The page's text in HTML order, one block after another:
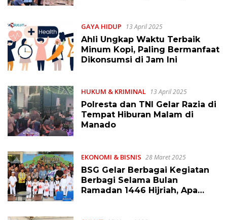
GAYA HIDUP 13 April 2025
Ahli Ungkap Waktu Terbaik
Minum Kopi, Paling Bermanfaat
Dikonsumsi di Jam Ini
HUKUM & KRIMINAL 13 April 2025
Polresta dan TNI Gelar Razia di
Tempat Hiburan Malam di
Manado
EKONOMI & BISNIS 28 Maret 2025
BSG Gelar Berbagai Kegiatan
Berbagi Selama Bulan
Ramadan 1446 Hijriah, Apa